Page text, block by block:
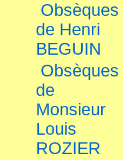
Obsèques
de Henri
BEGUIN
Obsèques
de
Monsieur
Louis
ROZIER